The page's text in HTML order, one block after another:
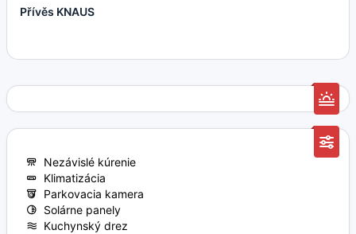
Přívěs KNAUS
Nezávislé kúrenie
Klimatizácia
Parkovacia kamera
Solárne panely
Kuchynský drez